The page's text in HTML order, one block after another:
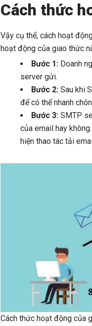
Cách thức
Vậy cụ thể, cách hoạt
hoạt động của giao thức
Bước 1: Doanh
server gửi.
Bước 2: Sau khi
để có thể nhanh
Bước 3: SMTP
của email hay
hiện thao tác tải
Cách thức hoạt động của